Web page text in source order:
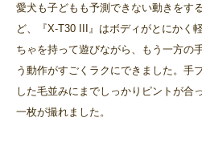
愛犬も子どもも予測できない動きをす
ど、『X-T30 III』はボディがとにかく
ちゃを持って遊びながら、もう一方の
う動作がすごくラクにできました。手
した毛並みにまでしっかりピントが合
一枚が撮れました。